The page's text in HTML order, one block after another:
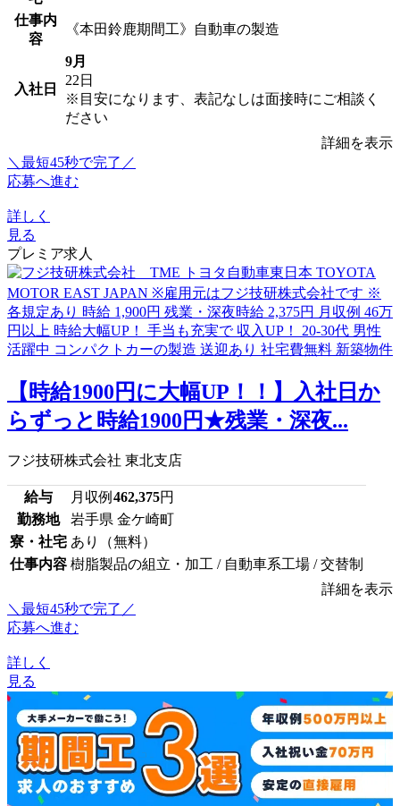
仕事内
容
《本田鈴鹿期間工》自動車の製造
入社日
9月
22日
※目安になります、表記なしは面接時にご相談く
ださい
詳細を表示
＼最短45秒で完了／
応募へ進む
詳しく
見る
プレミア求人
【時給1900円に大幅UP！！】入社日か
らずっと時給1900円★残業・深夜...
フジ技研株式会社 東北支店
給与 月収例 462,375円
勤務地
岩手県 金ケ崎町
寮・社宅 あり（無料）
仕事内容 樹脂製品の組立・加工 / 自動車系工場 / 交替制
詳細を表示
＼最短45秒で完了／
応募へ進む
詳しく
見る